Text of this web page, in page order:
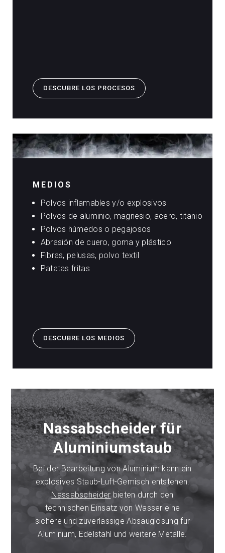
DESCUBRE LOS PROCESOS
MEDIOS
Polvos inflamables y/o explosivos
Polvos de aluminio, magnesio, acero, titanio
Polvos húmedos o pegajosos
Abrasión de cuero, goma y plástico
Fibras, pelusas, polvo textil
Patatas fritas
DESCUBRE LOS MEDIOS
Nassabscheider für
Aluminiumstaub
Bei der Bearbeitung von Aluminium kann ein
explosives Staub-Luft-Gemisch entstehen.
Nassabscheider bieten durch den
technischen Einsatz von Wasser eine
sichere und zuverlässige Absauglösung für
Aluminium, Edelstahl und weitere Metalle.